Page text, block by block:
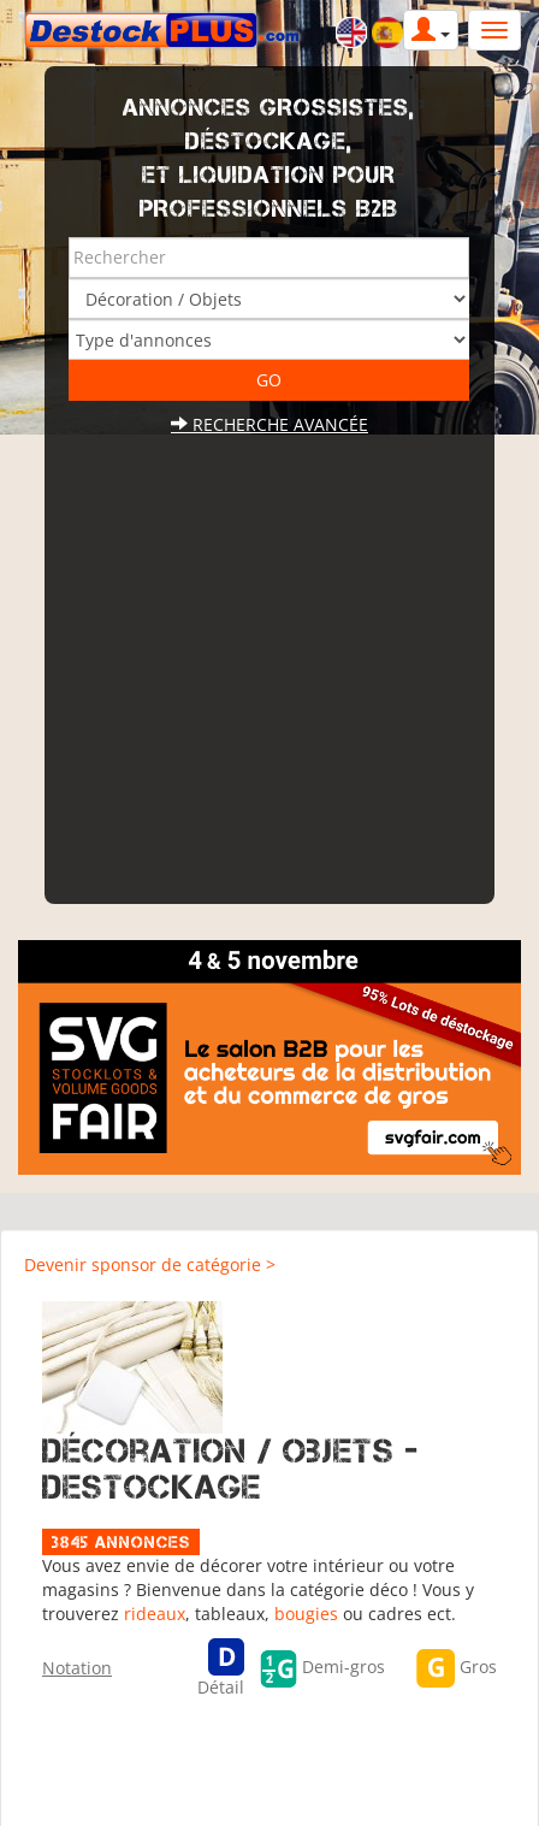
ANNONCES GROSSISTES,
DÉSTOCKAGE,
ET LIQUIDATION POUR
PROFESSIONNELS B2B
RECHERCHE AVANCÉE
Devenir sponsor de catégorie >
Décoration / Objets -
Destockage
3845 Annonces
Vous avez envie de décorer votre intérieur ou votre
magasins ? Bienvenue dans la catégorie déco ! Vous y
trouverez rideaux, tableaux, bougies ou cadres ect.
Notation
Détail
Demi-gros Gros